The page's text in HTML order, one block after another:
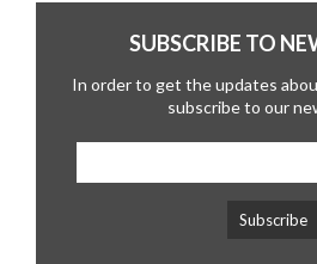
SUBSCRIBE TO
In order to get the updates
subscribe to our